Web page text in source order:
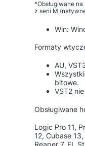
*Obsługiwane
z serii M
Win:
Formaty
AU,
bitowe.
VST2
Obsługiwane
Logic Pro 11,
12, Cubase